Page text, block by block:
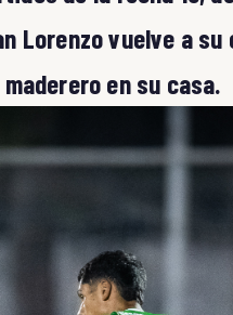
Lorenzo vuelve a
en su casa.